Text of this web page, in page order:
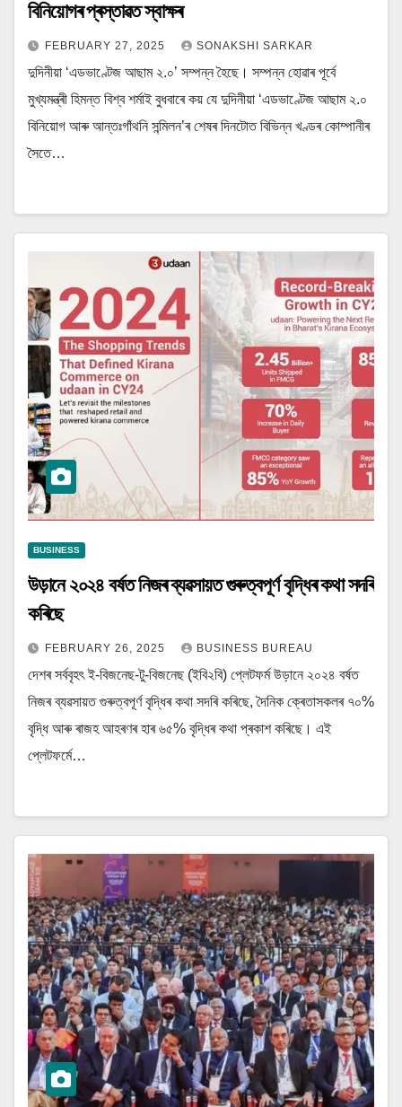
বিনিয়োগৰ প্ৰস্তাৱত স্বাক্ষৰ
FEBRUARY 27, 2025 SONAKSHI SARKAR
দুদিনীয়া ‘এডভাণ্টেজ আছাম ২.০’ সম্পন্ন হৈছে। সম্পন্ন হোৱাৰ পূৰ্বে
মুখ্যমন্ত্ৰী হিমন্ত বিশ্ব শৰ্মাই বুধবাৰে কয় যে দুদিনীয়া ‘এডভাণ্টেজ আছাম ২.০
বিনিয়োগ আৰু আন্তঃগাঁথনি সন্মিলন’ৰ শেষৰ দিনটোত বিভিন্ন খণ্ডৰ কোম্পানীৰ
সৈতে…
BUSINESS
উড়ানে ২০২৪ বৰ্ষত নিজৰ ব্যৱসায়ত গুৰুত্বপূৰ্ণ বৃদ্ধিৰ কথা সদৰি
কৰিছে
FEBRUARY 26, 2025 BUSINESS BUREAU
দেশৰ সৰ্ববৃহৎ ই-বিজনেছ-টু-বিজনেছ (ইবি২বি) প্লেটফৰ্ম উড়ানে ২০২৪ বৰ্ষত
নিজৰ ব্যৱসায়ত গুৰুত্বপূৰ্ণ বৃদ্ধিৰ কথা সদৰি কৰিছে, দৈনিক ক্ৰেতাসকলৰ ৭০%
বৃদ্ধি আৰু ৰাজহ আহৰণৰ হাৰ ৬৫% বৃদ্ধিৰ কথা প্ৰকাশ কৰিছে। এই
প্লেটফৰ্মে…